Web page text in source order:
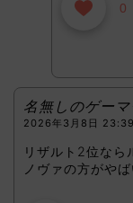
0
名無しのゲー
2026年3月8日 23:39
リザルト2位なら
ノヴァの方がや